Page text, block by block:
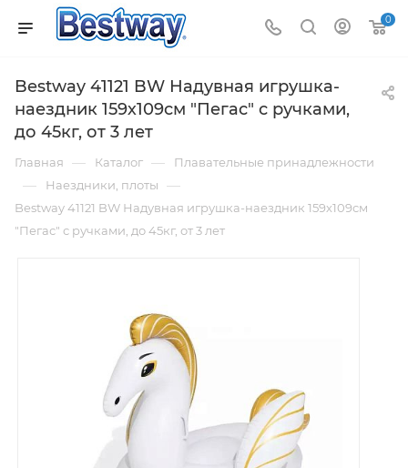
0
Bestway 41121 BW Надувная игрушка-
наездник 159х109см "Пегас" с ручками,
до 45кг, от 3 лет
Главная — Каталог — Плавательные принадлежности
— Наездники, плоты —
Bestway 41121 BW Надувная игрушка-наездник 159х109см
"Пегас" с ручками, до 45кг, от 3 лет